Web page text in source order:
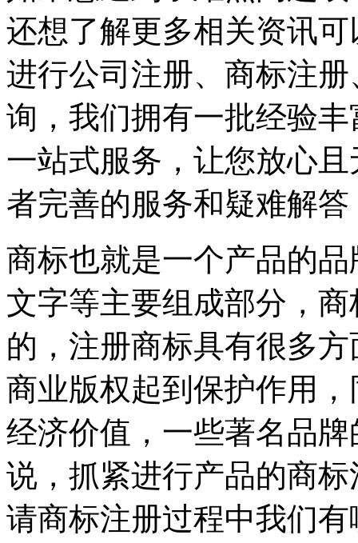
还想了解更多相关资讯
进行公司注册、商标注
询，我们拥有一批经验
一站式服务，让您放心
者完善的服务和疑难解
商标也就是一个产品的
文字等主要组成部分，
的，注册商标具有很多
商业版权起到保护作用
经济价值，一些著名品
说，抓紧进行产品的商
请商标注册过程中我们